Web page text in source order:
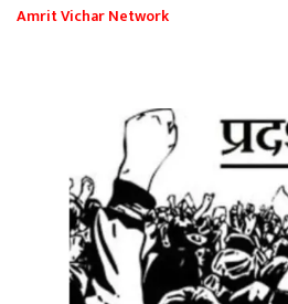
Amrit Vichar Network